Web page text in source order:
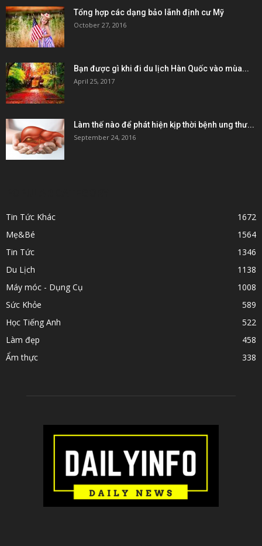
Tổng hợp các dạng bảo lãnh định cư Mỹ
October 27, 2016
Bạn được gì khi đi du lịch Hàn Quốc vào mùa...
April 25, 2017
Làm thế nào để phát hiện kịp thời bệnh ung thư...
September 24, 2016
Tin Tức Khác
1672
Mẹ&Bé
1564
Tin Tức
1346
Du Lịch
1138
Máy móc - Dụng Cụ
1008
Sức Khỏe
589
Học Tiếng Anh
522
Làm đẹp
458
Ẩm thực
338